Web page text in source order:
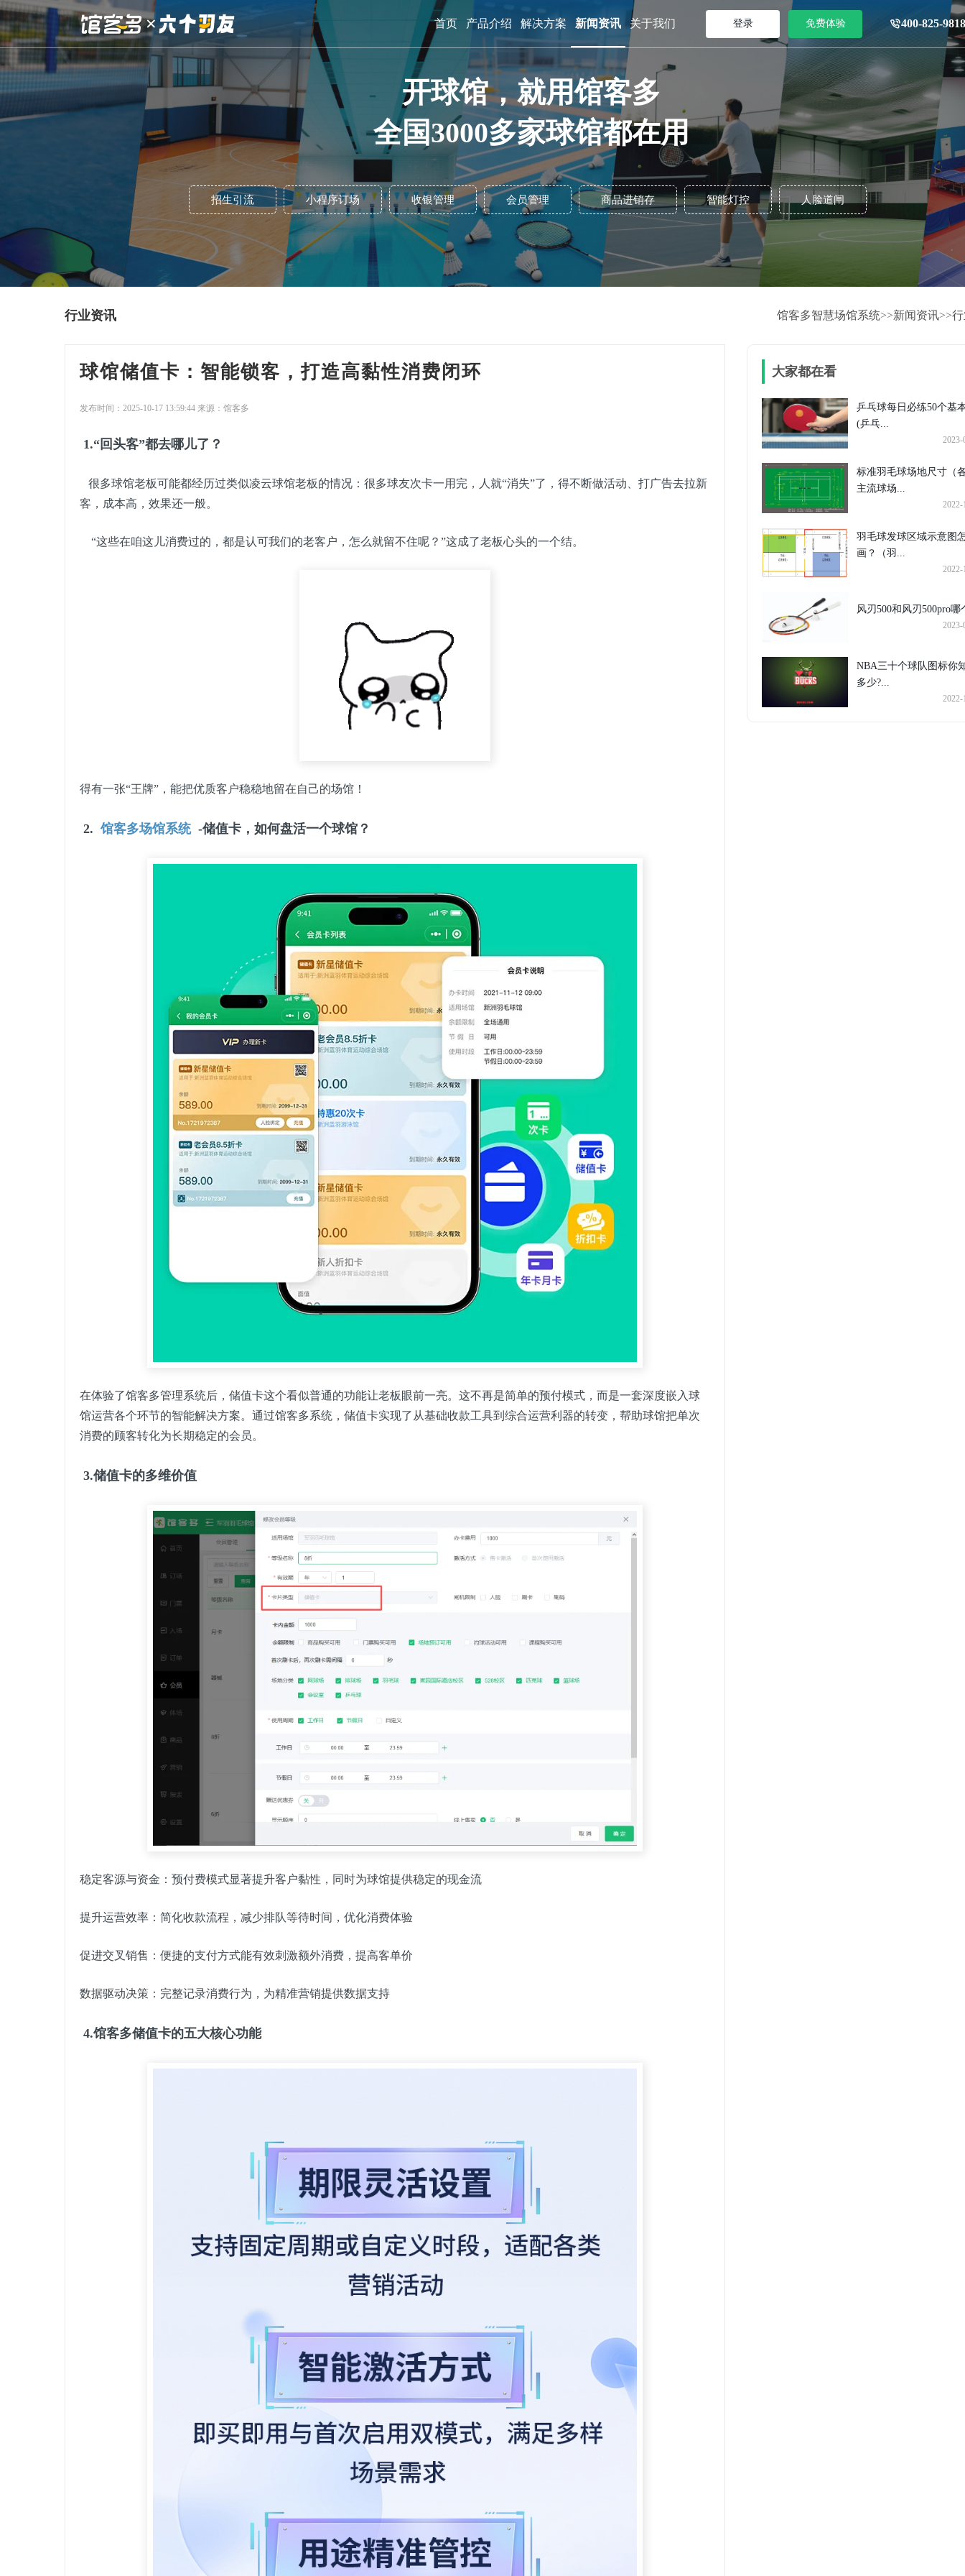
首页 产品介绍 解决方案 新闻资讯 关于我们 登录 免费体验 400-825-9818
开球馆，就用馆客多
全国3000多家球馆都在用
招生引流 小程序订场 收银管理 会员管理 商品进销存 智能灯控 人脸道闸
行业资讯 馆客多智慧场馆系统>>新闻资讯>>
球馆储值卡：智能锁客，打造高黏性消费闭环
发布时间：2025-10-17 13:59:44 来源：馆客多
1.“回头客”都去哪儿了？
很多球馆老板可能都经历过类似凌云球馆老板的情况：很多球友次卡一用完，人就“消失”了，得不断做活动、打广告去拉新
客，成本高，效果还一般。
“这些在咱这儿消费过的，都是认可我们的老客户，怎么就留不住呢？”这成了老板心头的一个结。
得有一张“王牌”，能把优质客户稳稳地留在自己的场馆！
2. 馆客多场馆系统 -储值卡，如何盘活一个球馆？
在体验了馆客多管理系统后，储值卡这个看似普通的功能让老板眼前一亮。这不再是简单的预付模式，而是一套深度嵌入球
馆运营各个环节的智能解决方案。通过馆客多系统，储值卡实现了从基础收款工具到综合运营利器的转变，帮助球馆把单次
消费的顾客转化为长期稳定的会员。
3.储值卡的多维价值
稳定客源与资金：预付费模式显著提升客户黏性，同时为球馆提供稳定的现金流
提升运营效率：简化收款流程，减少排队等待时间，优化消费体验
促进交叉销售：便捷的支付方式能有效刺激额外消费，提高客单价
数据驱动决策：完整记录消费行为，为精准营销提供数据支持
4.馆客多储值卡的五大核心功能
大家都在看
乒乓球每日必练50个基
(乒乓...
2023-
标准羽毛球场地尺寸（
主流球场...
2022-
羽毛球发球区域示意图
画？（羽...
2022-
风刃500和风刃500pro哪
2023-
NBA三十个球队图标你
多少?...
2022-